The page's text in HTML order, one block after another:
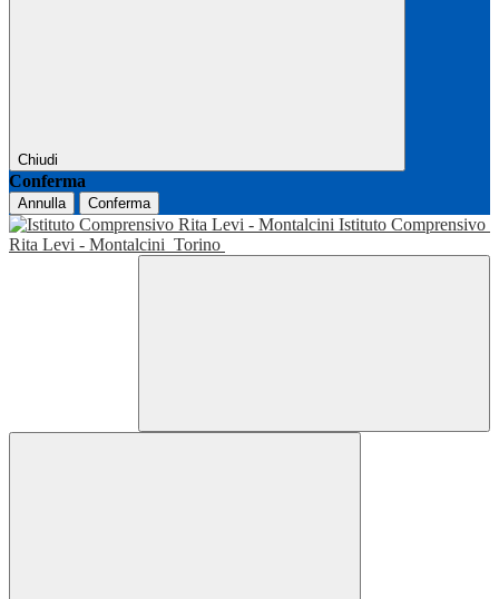
Chiudi
Conferma
Annulla Conferma
Istituto Comprensivo
Rita Levi - Montalcini Torino